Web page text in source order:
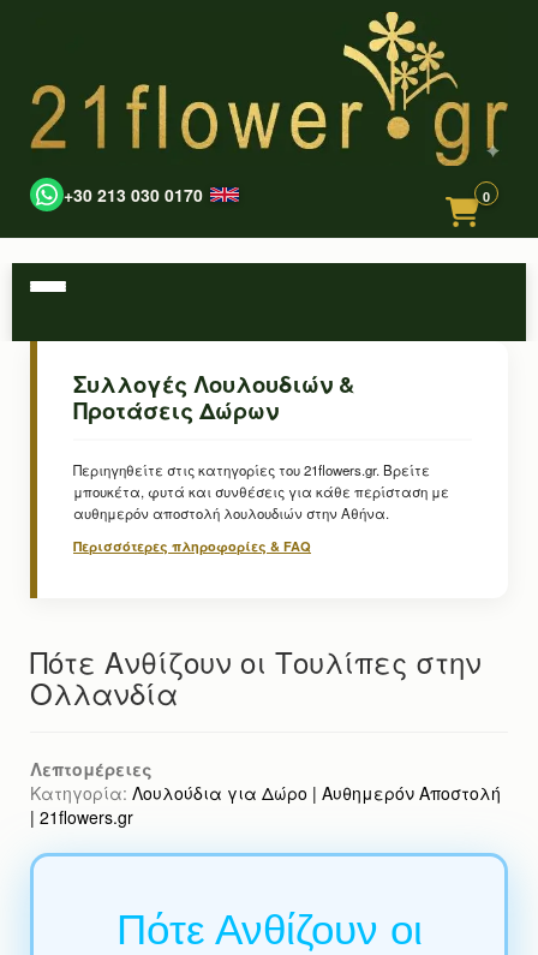
+30 213 030 0170 0
Συλλογές Λουλουδιών &
Προτάσεις Δώρων
Περιηγηθείτε στις κατηγορίες του 21flowers.gr. Βρείτε
μπουκέτα, φυτά και συνθέσεις για κάθε περίσταση με
αυθημερόν αποστολή λουλουδιών στην Αθήνα.
Περισσότερες πληροφορίες & FAQ
Πότε Ανθίζουν οι Τουλίπες στην
Ολλανδία
Λεπτομέρειες
Κατηγορία: Λουλούδια για Δώρο | Αυθημερόν Αποστολή
| 21flowers.gr
Πότε Ανθίζουν οι